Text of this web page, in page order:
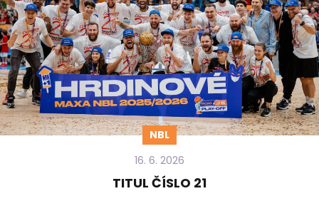
NBL
16. 6. 2026
TITUL ČÍSLO 21